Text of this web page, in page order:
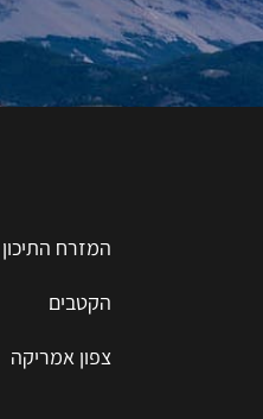
המזרח התיכון
הקטבים
צפון אמריקה